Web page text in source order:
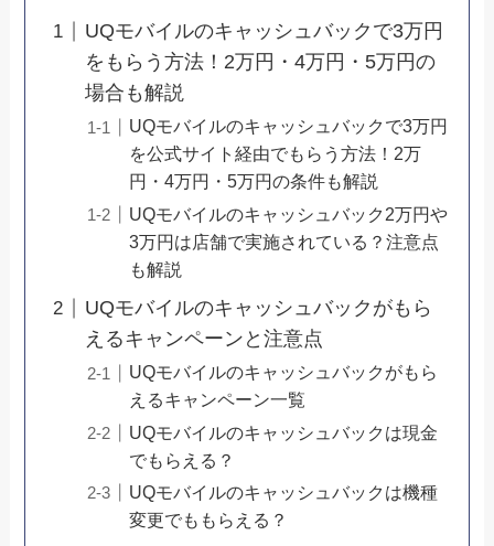
UQモバイルのキャッシュバックで3万円
をもらう方法！2万円・4万円・5万円の
場合も解説
UQモバイルのキャッシュバックで3万円
を公式サイト経由でもらう方法！2万
円・4万円・5万円の条件も解説
UQモバイルのキャッシュバック2万円や
3万円は店舗で実施されている？注意点
も解説
UQモバイルのキャッシュバックがもら
えるキャンペーンと注意点
UQモバイルのキャッシュバックがもら
えるキャンペーン一覧
UQモバイルのキャッシュバックは現金
でもらえる？
UQモバイルのキャッシュバックは機種
変更でももらえる？